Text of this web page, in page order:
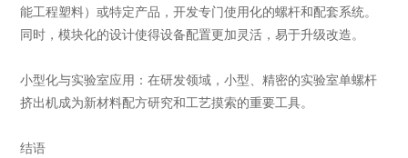
能工程塑料）或特定产品，开发专门使用化的螺杆和配套系统。
同时，模块化的设计使得设备配置更加灵活，易于升级改造。
小型化与实验室应用：在研发领域，小型、精密的实验室单螺杆
挤出机成为新材料配方研究和工艺摸索的重要工具。
结语